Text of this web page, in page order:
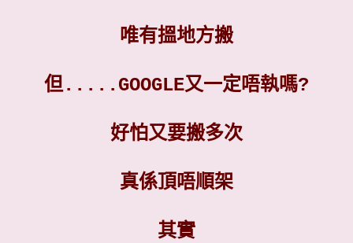
唯有搵地方搬
但.....GOOGLE又一定唔執嗎?
好怕又要搬多次
真係頂唔順架
其實